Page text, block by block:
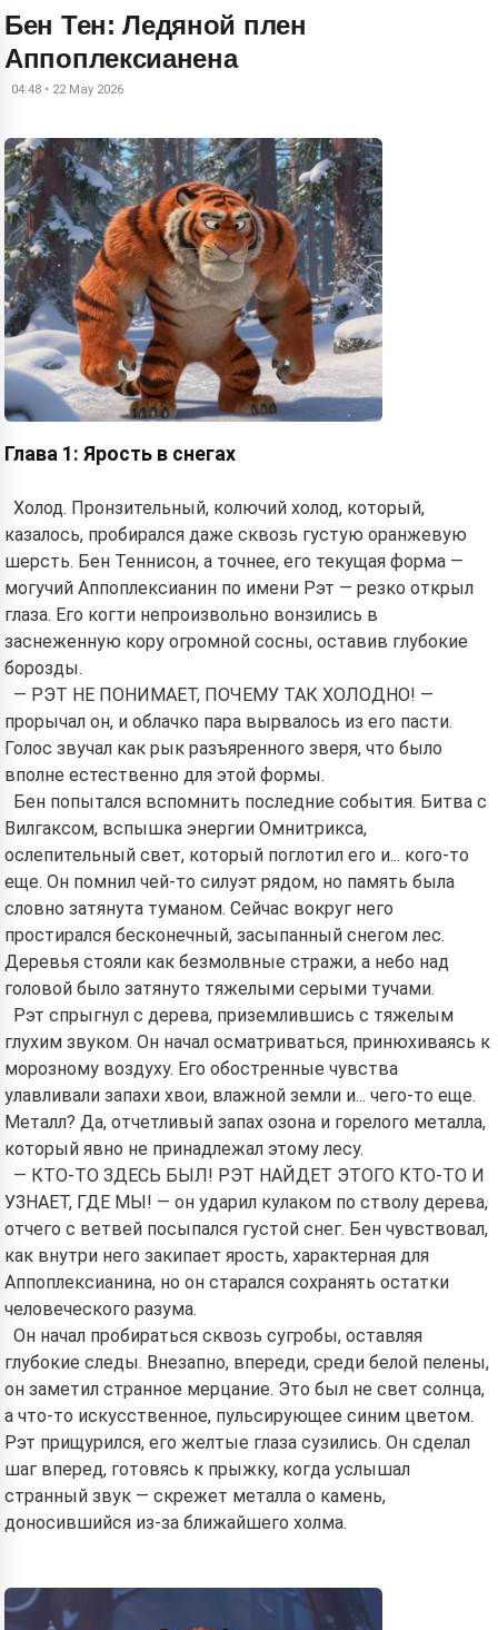
Бен Тен: Ледяной плен
Аппоплексианена
04:48 • 22 May 2026
Глава 1: Ярость в снегах
Холод. Пронзительный, колючий холод, который,
казалось, пробирался даже сквозь густую оранжевую
шерсть. Бен Теннисон, а точнее, его текущая форма —
могучий Аппоплексианин по имени Рэт — резко открыл
глаза. Его когти непроизвольно вонзились в
заснеженную кору огромной сосны, оставив глубокие
борозды.
— РЭТ НЕ ПОНИМАЕТ, ПОЧЕМУ ТАК ХОЛОДНО! —
прорычал он, и облачко пара вырвалось из его пасти.
Голос звучал как рык разъяренного зверя, что было
вполне естественно для этой формы.
Бен попытался вспомнить последние события. Битва с
Вилгаксом, вспышка энергии Омнитрикса,
ослепительный свет, который поглотил его и... кого-то
еще. Он помнил чей-то силуэт рядом, но память была
словно затянута туманом. Сейчас вокруг него
простирался бесконечный, засыпанный снегом лес.
Деревья стояли как безмолвные стражи, а небо над
головой было затянуто тяжелыми серыми тучами.
Рэт спрыгнул с дерева, приземлившись с тяжелым
глухим звуком. Он начал осматриваться, принюхиваясь к
морозному воздуху. Его обостренные чувства
улавливали запахи хвои, влажной земли и... чего-то еще.
Металл? Да, отчетливый запах озона и горелого металла,
который явно не принадлежал этому лесу.
— КТО-ТО ЗДЕСЬ БЫЛ! РЭТ НАЙДЕТ ЭТОГО КТО-ТО И
УЗНАЕТ, ГДЕ МЫ! — он ударил кулаком по стволу дерева,
отчего с ветвей посыпался густой снег. Бен чувствовал,
как внутри него закипает ярость, характерная для
Аппоплексианина, но он старался сохранять остатки
человеческого разума.
Он начал пробираться сквозь сугробы, оставляя
глубокие следы. Внезапно, впереди, среди белой пелены,
он заметил странное мерцание. Это был не свет солнца,
а что-то искусственное, пульсирующее синим цветом.
Рэт прищурился, его желтые глаза сузились. Он сделал
шаг вперед, готовясь к прыжку, когда услышал
странный звук — скрежет металла о камень,
доносившийся из-за ближайшего холма.